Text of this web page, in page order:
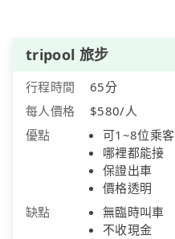
tripool 旅步
行程時間
65分
每人價格
$580/人
優點
可1~8位乘客
哪裡都能接
保證出車
價格透明
缺點
無臨時叫車
不收現金